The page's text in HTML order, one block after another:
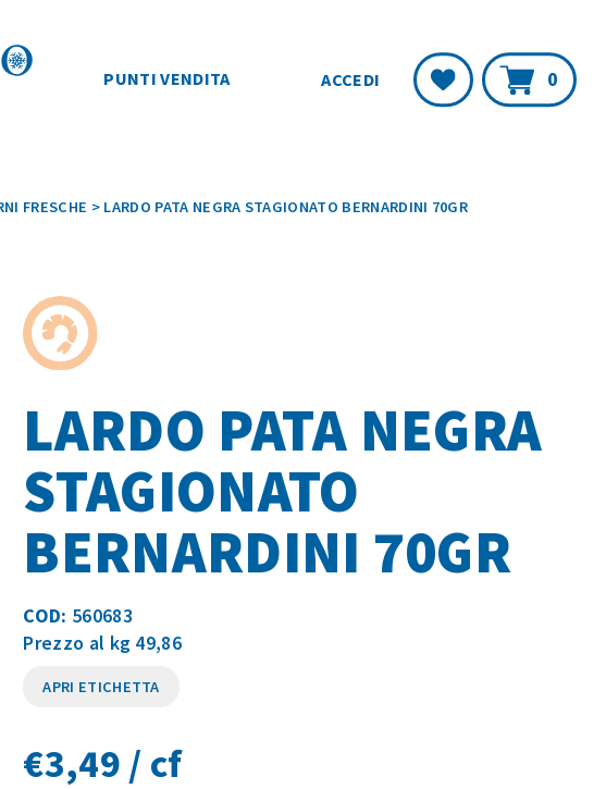
PUNTI VENDITA ACCEDI
Lista
0
FRESCHE > LARDO PATA NEGRA STAGIONATO BERNARDINI 70GR
LARDO PATA NEGRA
STAGIONATO
BERNARDINI 70GR
COD: 560683
Prezzo al kg 49,86
APRI ETICHETTA
€3,49 / cf